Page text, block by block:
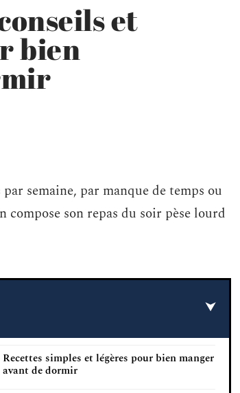
et
bien
semaine, par manque de temps ou
son repas du soir pèse lourd
Recettes simples et légères pour bien manger
avant de dormir